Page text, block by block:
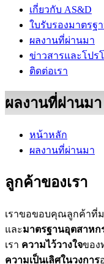
เกี่ยวกับ AS&D
ใบรับรองมาตรฐ
ผลงานที่ผ่านมา
ข่าวสารและโปร
ติดต่อเรา
ผลงานที่ผ่านมา
หน้าหลัก
ผลงานที่ผ่านมา
ลูกค้าของเรา
เราขอขอบคุณลูกค้าที่
และมาตรฐานอุตสาหก
เรา ความไว้วางใจของ
ความเป็นเลิศในวงการ